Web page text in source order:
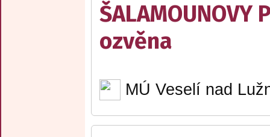
ŠALAMOUNOVY
ozvěna
MÚ Veselí nad